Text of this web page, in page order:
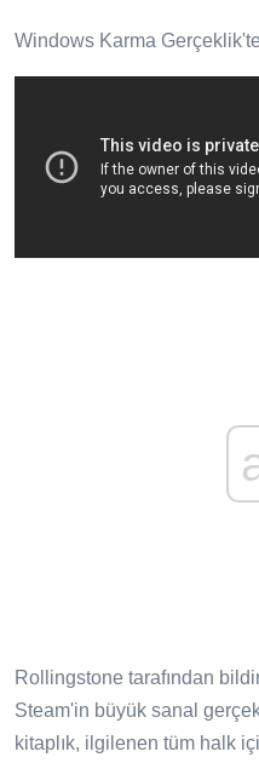
Windows Karma
Rollingstone tarafından
Steam'in büyük sanal
kitaplık, ilgilenen tüm halk